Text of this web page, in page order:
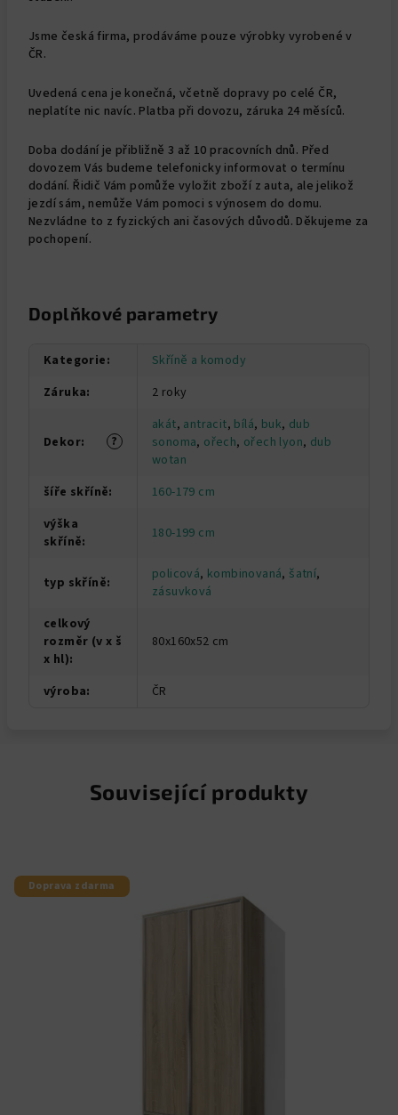
Jsme česká firma, prodáváme pouze výrobky vyrobené v
ČR.
Uvedená cena je konečná, včetně dopravy po celé ČR,
neplatíte nic navíc. Platba při dovozu, záruka 24 měsíců.
Doba dodání je přibližně 3 až 10 pracovních dnů. Před
dovozem Vás budeme telefonicky informovat o termínu
dodání. Řidič Vám pomůže vyložit zboží z auta, ale jelikož
jezdí sám, nemůže Vám pomoci s výnosem do domu.
Nezvládne to z fyzických ani časových důvodů. Děkujeme za
pochopení.
Doplňkové parametry
Kategorie:
Skříně a komody
Záruka: 2 roky
?
Dekor:
akát, antracit, bílá, buk, dub
sonoma, ořech, ořech lyon, dub
wotan
šíře skříně:
160-179 cm
výška
skříně: 180-199 cm
typ skříně: policová, kombinovaná, šatní,
zásuvková
celkový
rozměr (v x š
x hl):
80x160x52 cm
výroba: ČR
Související produkty
Doprava zdarma